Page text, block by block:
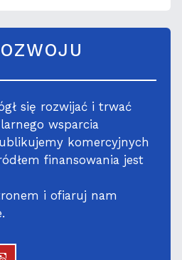
się rozwijać i trwać
wsparcia
komercyjnych
finansowania jest
i ofiaruj nam